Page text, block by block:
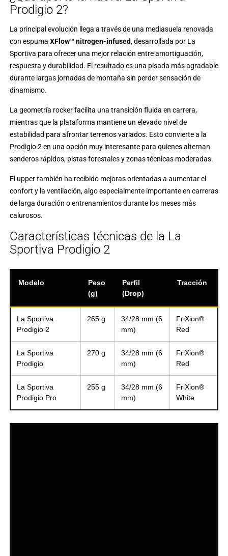
Prodigio 2?
La principal evolución llega a través de una mediasuela renovada
con espuma XFlow™ nitrogen-infused, desarrollada por La
Sportiva para ofrecer una mejor relación entre amortiguación,
respuesta y durabilidad. El resultado es una pisada más agradable
durante largas jornadas de montaña sin perder sensación de
dinamismo.
La geometría rocker facilita una transición fluida en carrera,
mientras que la plataforma mantiene un elevado nivel de
estabilidad para afrontar terrenos variados. Esto convierte a la
Prodigio 2 en una opción muy interesante para quienes alternan
senderos rápidos, pistas forestales y zonas técnicas moderadas.
El upper también ha recibido mejoras orientadas a aumentar el
confort y la ventilación, algo especialmente importante en carreras
de larga duración o entrenamientos durante los meses más
calurosos.
Características técnicas de la La
Sportiva Prodigio 2
Modelo
Peso
(g)
Perfil
(Drop)
Tracción
La Sportiva
Prodigio 2
265 g
34/28 mm (6
mm)
FriXion®
Red
La Sportiva
Prodigio
270 g
34/28 mm (6
mm)
FriXion®
Red
La Sportiva
Prodigio Pro
255 g
34/28 mm (6
mm)
FriXion®
White